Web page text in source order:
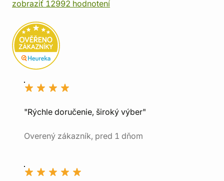
zobraziť 12992 hodnotení
"Rýchle doručenie, široký výber"
Overený zákazník, pred 1 dňom